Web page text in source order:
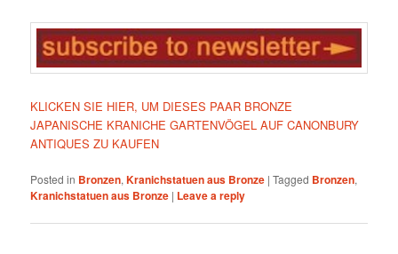
KLICKEN SIE HIER, UM DIESES PAAR BRONZE
JAPANISCHE KRANICHE GARTENVÖGEL AUF CANONBURY
ANTIQUES ZU KAUFEN
Posted in Bronzen,Kranichstatuen aus Bronze |Tagged Bronzen,
Kranichstatuen aus Bronze | Leave a reply